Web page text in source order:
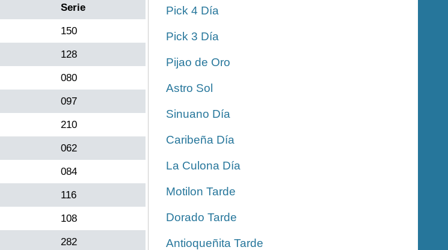
Serie
150
128
080
097
210
062
084
116
108
282
Pick 4 Día
Pick 3 Día
Pijao de Oro
Astro Sol
Sinuano Día
Caribeña Día
La Culona Día
Motilon Tarde
Dorado Tarde
Antioqueñita Tarde